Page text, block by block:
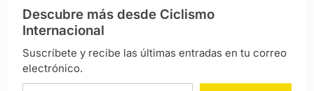
Descubre más desde Ciclismo
Internacional
Suscríbete y recibe las últimas entradas en tu correo
electrónico.
Escribe tu correo electrónico…